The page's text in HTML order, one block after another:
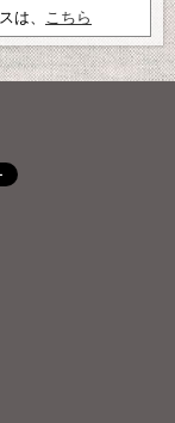
は、 こちら